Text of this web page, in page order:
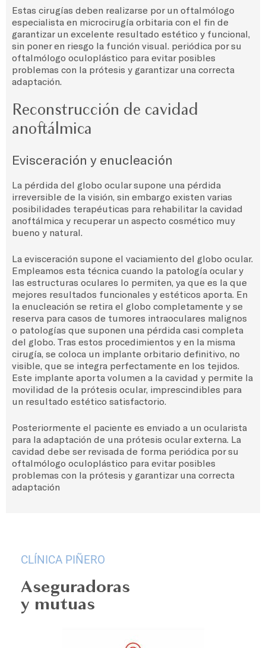
Estas cirugías deben realizarse por un oftalmólogo
especialista en microcirugía orbitaria con el fin de
garantizar un excelente resultado estético y funcional,
sin poner en riesgo la función visual. periódica por su
oftalmólogo oculoplástico para evitar posibles
problemas con la prótesis y garantizar una correcta
adaptación.
Reconstrucción de cavidad
anoftálmica
Evisceración y enucleación
La pérdida del globo ocular supone una pérdida
irreversible de la visión, sin embargo existen varias
posibilidades terapéuticas para rehabilitar la cavidad
anoftálmica y recuperar un aspecto cosmético muy
bueno y natural.
La evisceración supone el vaciamiento del globo ocular.
Empleamos esta técnica cuando la patología ocular y
las estructuras oculares lo permiten, ya que es la que
mejores resultados funcionales y estéticos aporta. En
la enucleación se retira el globo completamente y se
reserva para casos de tumores intraoculares malignos
o patologías que suponen una pérdida casi completa
del globo. Tras estos procedimientos y en la misma
cirugía, se coloca un implante orbitario definitivo, no
visible, que se integra perfectamente en los tejidos.
Este implante aporta volumen a la cavidad y permite la
movilidad de la prótesis ocular, imprescindibles para
un resultado estético satisfactorio.
Posteriormente el paciente es enviado a un ocularista
para la adaptación de una prótesis ocular externa. La
cavidad debe ser revisada de forma periódica por su
oftalmólogo oculoplástico para evitar posibles
problemas con la prótesis y garantizar una correcta
adaptación
CLÍNICA PIÑERO
Aseguradoras
y mutuas